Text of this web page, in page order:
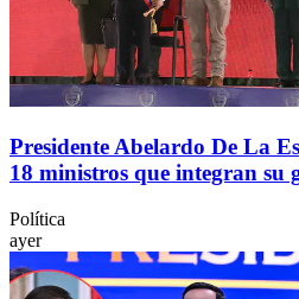
Presidente Abelardo De La
18 ministros que integran su
Política
ayer